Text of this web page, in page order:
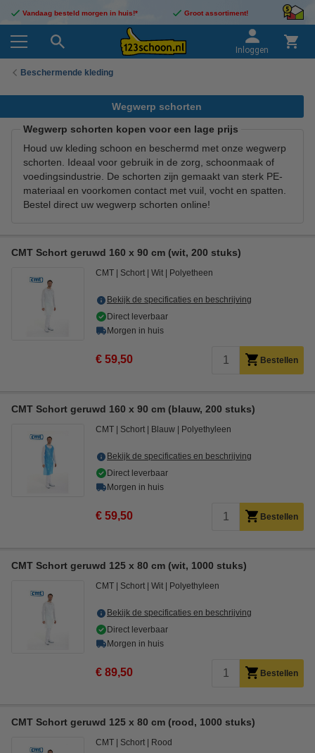
Vandaag besteld morgen in huis!* Groot assortiment!
Inloggen
Beschermende kleding
Wegwerp schorten
Wegwerp schorten kopen voor een lage prijs
Houd uw kleding schoon en beschermd met onze wegwerp
schorten. Ideaal voor gebruik in de zorg, schoonmaak of
voedingsindustrie. De schorten zijn gemaakt van sterk PE-
materiaal en voorkomen contact met vuil, vocht en spatten.
Bestel direct uw wegwerp schorten online!
CMT Schort geruwd 160 x 90 cm (wit, 200 stuks)
CMT Schort Wit Polyetheen
Bekijk de specificaties en beschrijving
Direct leverbaar
Morgen in huis
€ 59,50 Bestellen
CMT Schort geruwd 160 x 90 cm (blauw, 200 stuks)
CMT Schort Blauw Polyethyleen
Bekijk de specificaties en beschrijving
Direct leverbaar
Morgen in huis
€ 59,50 Bestellen
CMT Schort geruwd 125 x 80 cm (wit, 1000 stuks)
CMT Schort Wit Polyethyleen
Bekijk de specificaties en beschrijving
Direct leverbaar
Morgen in huis
€ 89,50 Bestellen
CMT Schort geruwd 125 x 80 cm (rood, 1000 stuks)
CMT Schort Rood